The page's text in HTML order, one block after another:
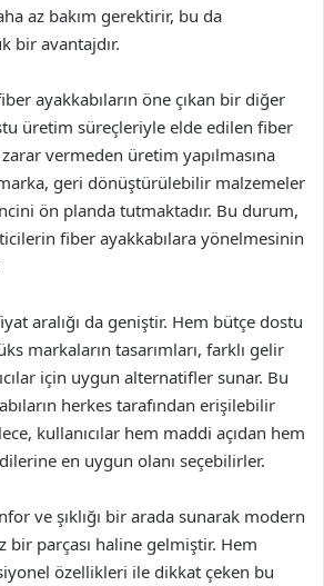
az bakım gerektirir, bu da
bir avantajdır.
ayakkabıların öne çıkan bir diğer
üretim süreçleriyle elde edilen fiber
vermeden üretim yapılmasına
geri dönüştürülebilir malzemeler
ön planda tutmaktadır. Bu durum,
fiber ayakkabılara yönelmesinin
aralığı da geniştir. Hem bütçe dostu
markaların tasarımları, farklı gelir
için uygun alternatifler sunar. Bu
herkes tarafından erişilebilir
kullanıcılar hem maddi açıdan hem
en uygun olanı seçebilirler.
ve şıklığı bir arada sunarak modern
bir parçası haline gelmiştir. Hem
özellikleri ile dikkat çeken bu